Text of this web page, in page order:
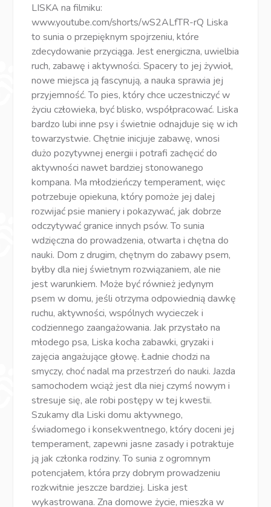
LISKA na filmiku:
www.youtube.com/shorts/wS2ALfTR-rQ Liska
to sunia o przepięknym spojrzeniu, które
zdecydowanie przyciąga. Jest energiczna, uwielbia
ruch, zabawę i aktywności. Spacery to jej żywioł,
nowe miejsca ją fascynują, a nauka sprawia jej
przyjemność. To pies, który chce uczestniczyć w
życiu człowieka, być blisko, współpracować. Liska
bardzo lubi inne psy i świetnie odnajduje się w ich
towarzystwie. Chętnie inicjuje zabawę, wnosi
dużo pozytywnej energii i potrafi zachęcić do
aktywności nawet bardziej stonowanego
kompana. Ma młodzieńczy temperament, więc
potrzebuje opiekuna, który pomoże jej dalej
rozwijać psie maniery i pokazywać, jak dobrze
odczytywać granice innych psów. To sunia
wdzięczna do prowadzenia, otwarta i chętna do
nauki. Dom z drugim, chętnym do zabawy psem,
byłby dla niej świetnym rozwiązaniem, ale nie
jest warunkiem. Może być również jedynym
psem w domu, jeśli otrzyma odpowiednią dawkę
ruchu, aktywności, wspólnych wycieczek i
codziennego zaangażowania. Jak przystało na
młodego psa, Liska kocha zabawki, gryzaki i
zajęcia angażujące głowę. Ładnie chodzi na
smyczy, choć nadal ma przestrzeń do nauki. Jazda
samochodem wciąż jest dla niej czymś nowym i
stresuje się, ale robi postępy w tej kwestii.
Szukamy dla Liski domu aktywnego,
świadomego i konsekwentnego, który doceni jej
temperament, zapewni jasne zasady i potraktuje
ją jak członka rodziny. To sunia z ogromnym
potencjałem, która przy dobrym prowadzeniu
rozkwitnie jeszcze bardziej. Liska jest
wykastrowana. Zna domowe życie, mieszka w